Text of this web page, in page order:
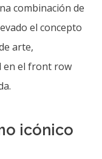
combinación de
el concepto
arte,
en el front row
icónico